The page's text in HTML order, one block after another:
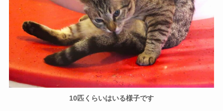
10匹くらいはいる様子です